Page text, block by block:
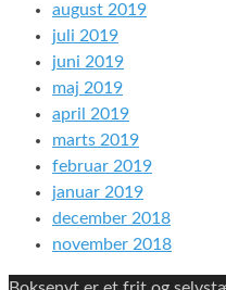
august 2019
juli 2019
juni 2019
maj 2019
april 2019
marts 2019
februar 2019
januar 2019
december 2018
november 2018